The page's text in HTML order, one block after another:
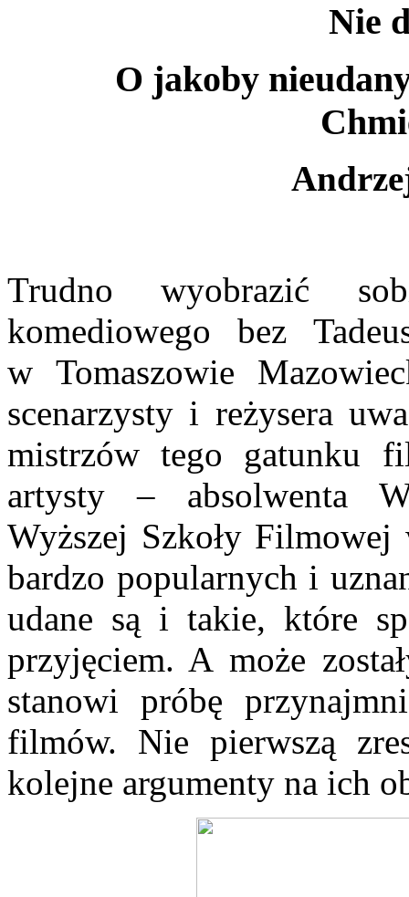
Nie
O jakoby
Trudno wyobrazić
komediowego bez
w Tomaszowie
scenarzysty i reżysera
mistrzów tego gatunku
artysty – absolwenta
Wyższej Szkoły
bardzo popularnych i
udane są i takie, które
przyjęciem. A może
stanowi próbę
filmów. Nie pierwszą
kolejne argumenty na ich